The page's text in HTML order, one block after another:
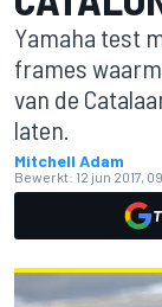
Yamaha test
frames
van de
laten.
Mitchell Adam
Bewerkt: 12 jun 2017,